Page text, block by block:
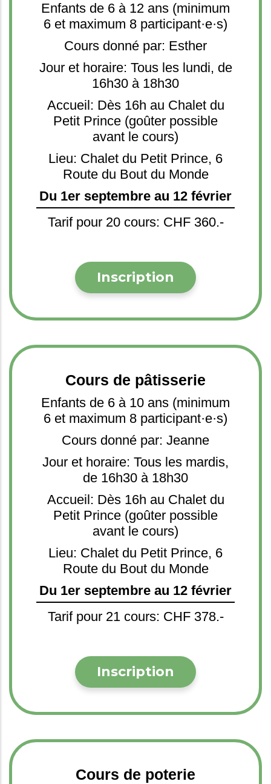
Enfants de 6 à 12 ans (minimum
6 et maximum 8 participant·e·s)
Cours donné par: Esther
Jour et horaire: Tous les lundi, de
16h30 à 18h30
Accueil: Dès 16h au Chalet du
Petit Prince (goûter possible
avant le cours)
Lieu: Chalet du Petit Prince, 6
Route du Bout du Monde
Du 1er septembre au 12 février
Tarif pour 20 cours: CHF 360.-
Inscription
Cours de pâtisserie
Enfants de 6 à 10 ans (minimum
6 et maximum 8 participant·e·s)
Cours donné par: Jeanne
Jour et horaire: Tous les mardis,
de 16h30 à 18h30
Accueil: Dès 16h au Chalet du
Petit Prince (goûter possible
avant le cours)
Lieu: Chalet du Petit Prince, 6
Route du Bout du Monde
Du 1er septembre au 12 février
Tarif pour 21 cours: CHF 378.-
Inscription
Cours de poterie